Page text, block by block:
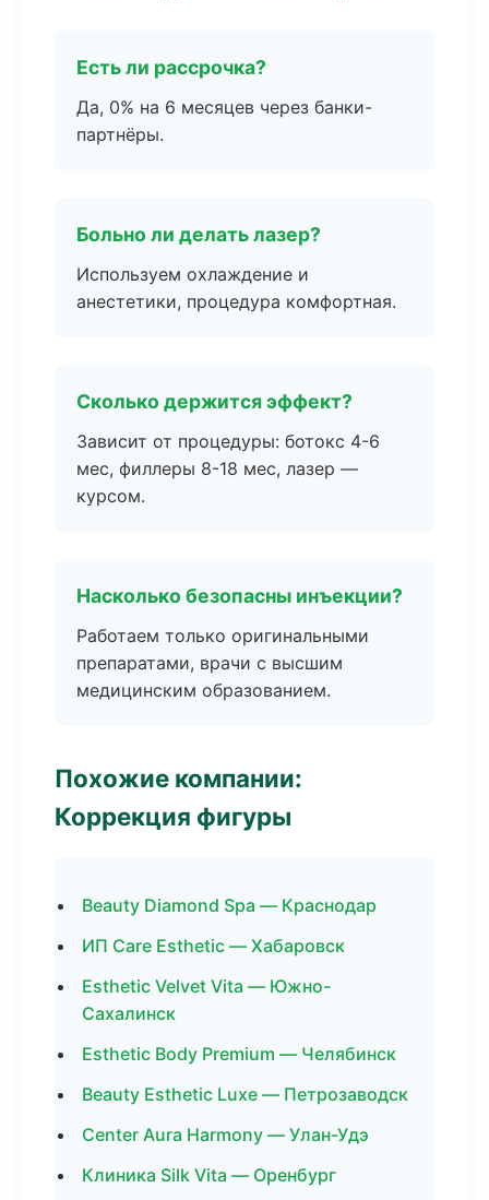
Есть ли рассрочка?
Да, 0% на 6 месяцев через банки-
партнёры.
Больно ли делать лазер?
Используем охлаждение и
анестетики, процедура комфортная.
Сколько держится эффект?
Зависит от процедуры: ботокс 4-6
мес, филлеры 8-18 мес, лазер —
курсом.
Насколько безопасны инъекции?
Работаем только оригинальными
препаратами, врачи с высшим
медицинским образованием.
Похожие компании:
Коррекция фигуры
Beauty Diamond Spa — Краснодар
ИП Care Esthetic — Хабаровск
Esthetic Velvet Vita — Южно-
Сахалинск
Esthetic Body Premium — Челябинск
Beauty Esthetic Luxe — Петрозаводск
Center Aura Harmony — Улан-Удэ
Клиника Silk Vita — Оренбург